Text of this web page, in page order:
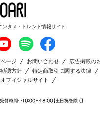
ンタメ・トレンド情報サイト
ージ お問い合わせ
広告掲載の
誘方針
特定商取引に関する法律
フィシャルサイト